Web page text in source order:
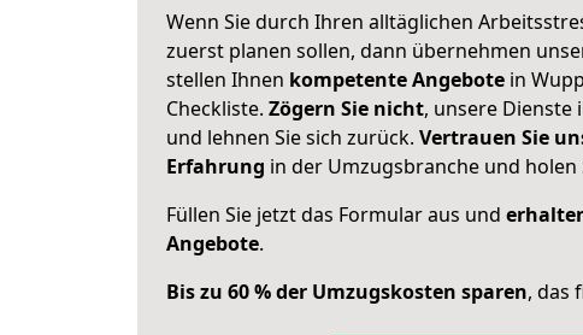
Wenn Sie durch Ihren alltäglichen
zuerst planen sollen, dann übernehmen
stellen Ihnen kompetente Angebote in
Checkliste. Zögern Sie nicht, unsere Dienste
und lehnen Sie sich zurück. Vertrauen Sie
Erfahrung in der Umzugsbranche und holen
Füllen Sie jetzt das Formular aus und
Angebote.
Bis zu 60 % der Umzugskosten sparen, das